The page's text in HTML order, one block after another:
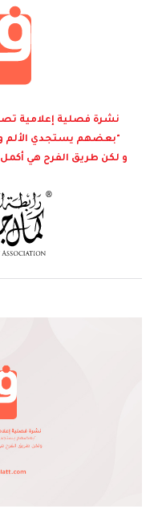
نشرة فصلية إعلامية
"بعضهم يستجدي الألم
و لكن طريق الفرح هي